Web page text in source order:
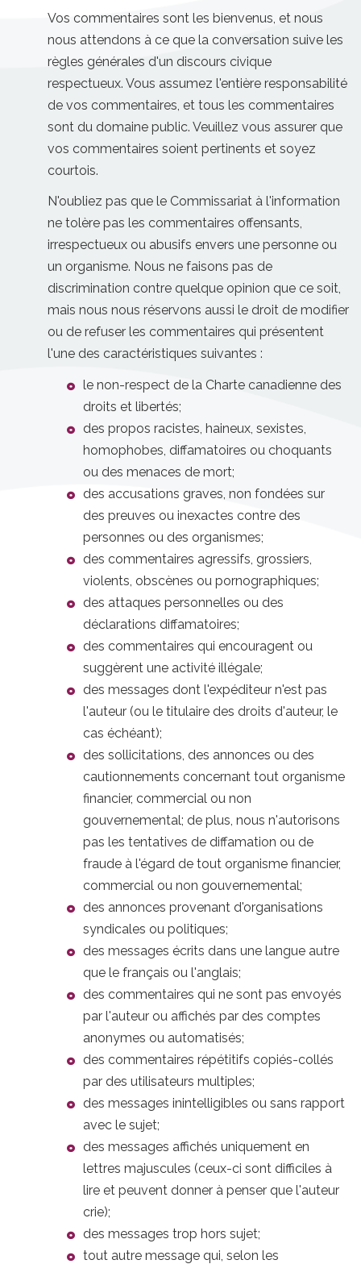
Vos commentaires sont les bienvenus, et nous
nous attendons à ce que la conversation suive les
règles générales d'un discours civique
respectueux. Vous assumez l'entière responsabilité
de vos commentaires, et tous les commentaires
sont du domaine public. Veuillez vous assurer que
vos commentaires soient pertinents et soyez
courtois.
N'oubliez pas que le Commissariat à l'information
ne tolère pas les commentaires offensants,
irrespectueux ou abusifs envers une personne ou
un organisme. Nous ne faisons pas de
discrimination contre quelque opinion que ce soit,
mais nous nous réservons aussi le droit de modifier
ou de refuser les commentaires qui présentent
l'une des caractéristiques suivantes :
le non-respect de la Charte canadienne des
droits et libertés;
des propos racistes, haineux, sexistes,
homophobes, diffamatoires ou choquants
ou des menaces de mort;
des accusations graves, non fondées sur
des preuves ou inexactes contre des
personnes ou des organismes;
des commentaires agressifs, grossiers,
violents, obscènes ou pornographiques;
des attaques personnelles ou des
déclarations diffamatoires;
des commentaires qui encouragent ou
suggèrent une activité illégale;
des messages dont l'expéditeur n'est pas
l'auteur (ou le titulaire des droits d'auteur, le
cas échéant);
des sollicitations, des annonces ou des
cautionnements concernant tout organisme
financier, commercial ou non
gouvernemental; de plus, nous n'autorisons
pas les tentatives de diffamation ou de
fraude à l'égard de tout organisme financier,
commercial ou non gouvernemental;
des annonces provenant d'organisations
syndicales ou politiques;
des messages écrits dans une langue autre
que le français ou l'anglais;
des commentaires qui ne sont pas envoyés
par l'auteur ou affichés par des comptes
anonymes ou automatisés;
des commentaires répétitifs copiés-collés
par des utilisateurs multiples;
des messages inintelligibles ou sans rapport
avec le sujet;
des messages affichés uniquement en
lettres majuscules (ceux-ci sont difficiles à
lire et peuvent donner à penser que l'auteur
crie);
des messages trop hors sujet;
tout autre message qui, selon les